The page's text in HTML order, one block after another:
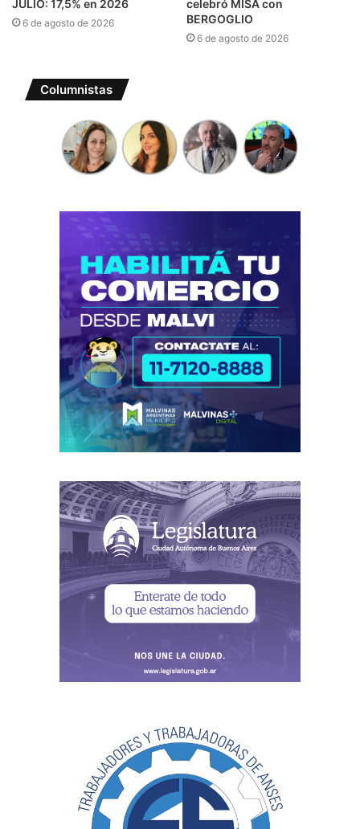
JULIO: 17,5% en 2026
6 de agosto de 2026
celebró MISA con
BERGOGLIO
6 de agosto de 2026
Columnistas